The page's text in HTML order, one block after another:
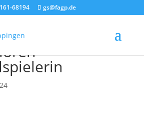
68194 gs@fagp.de
Anna Ehmann